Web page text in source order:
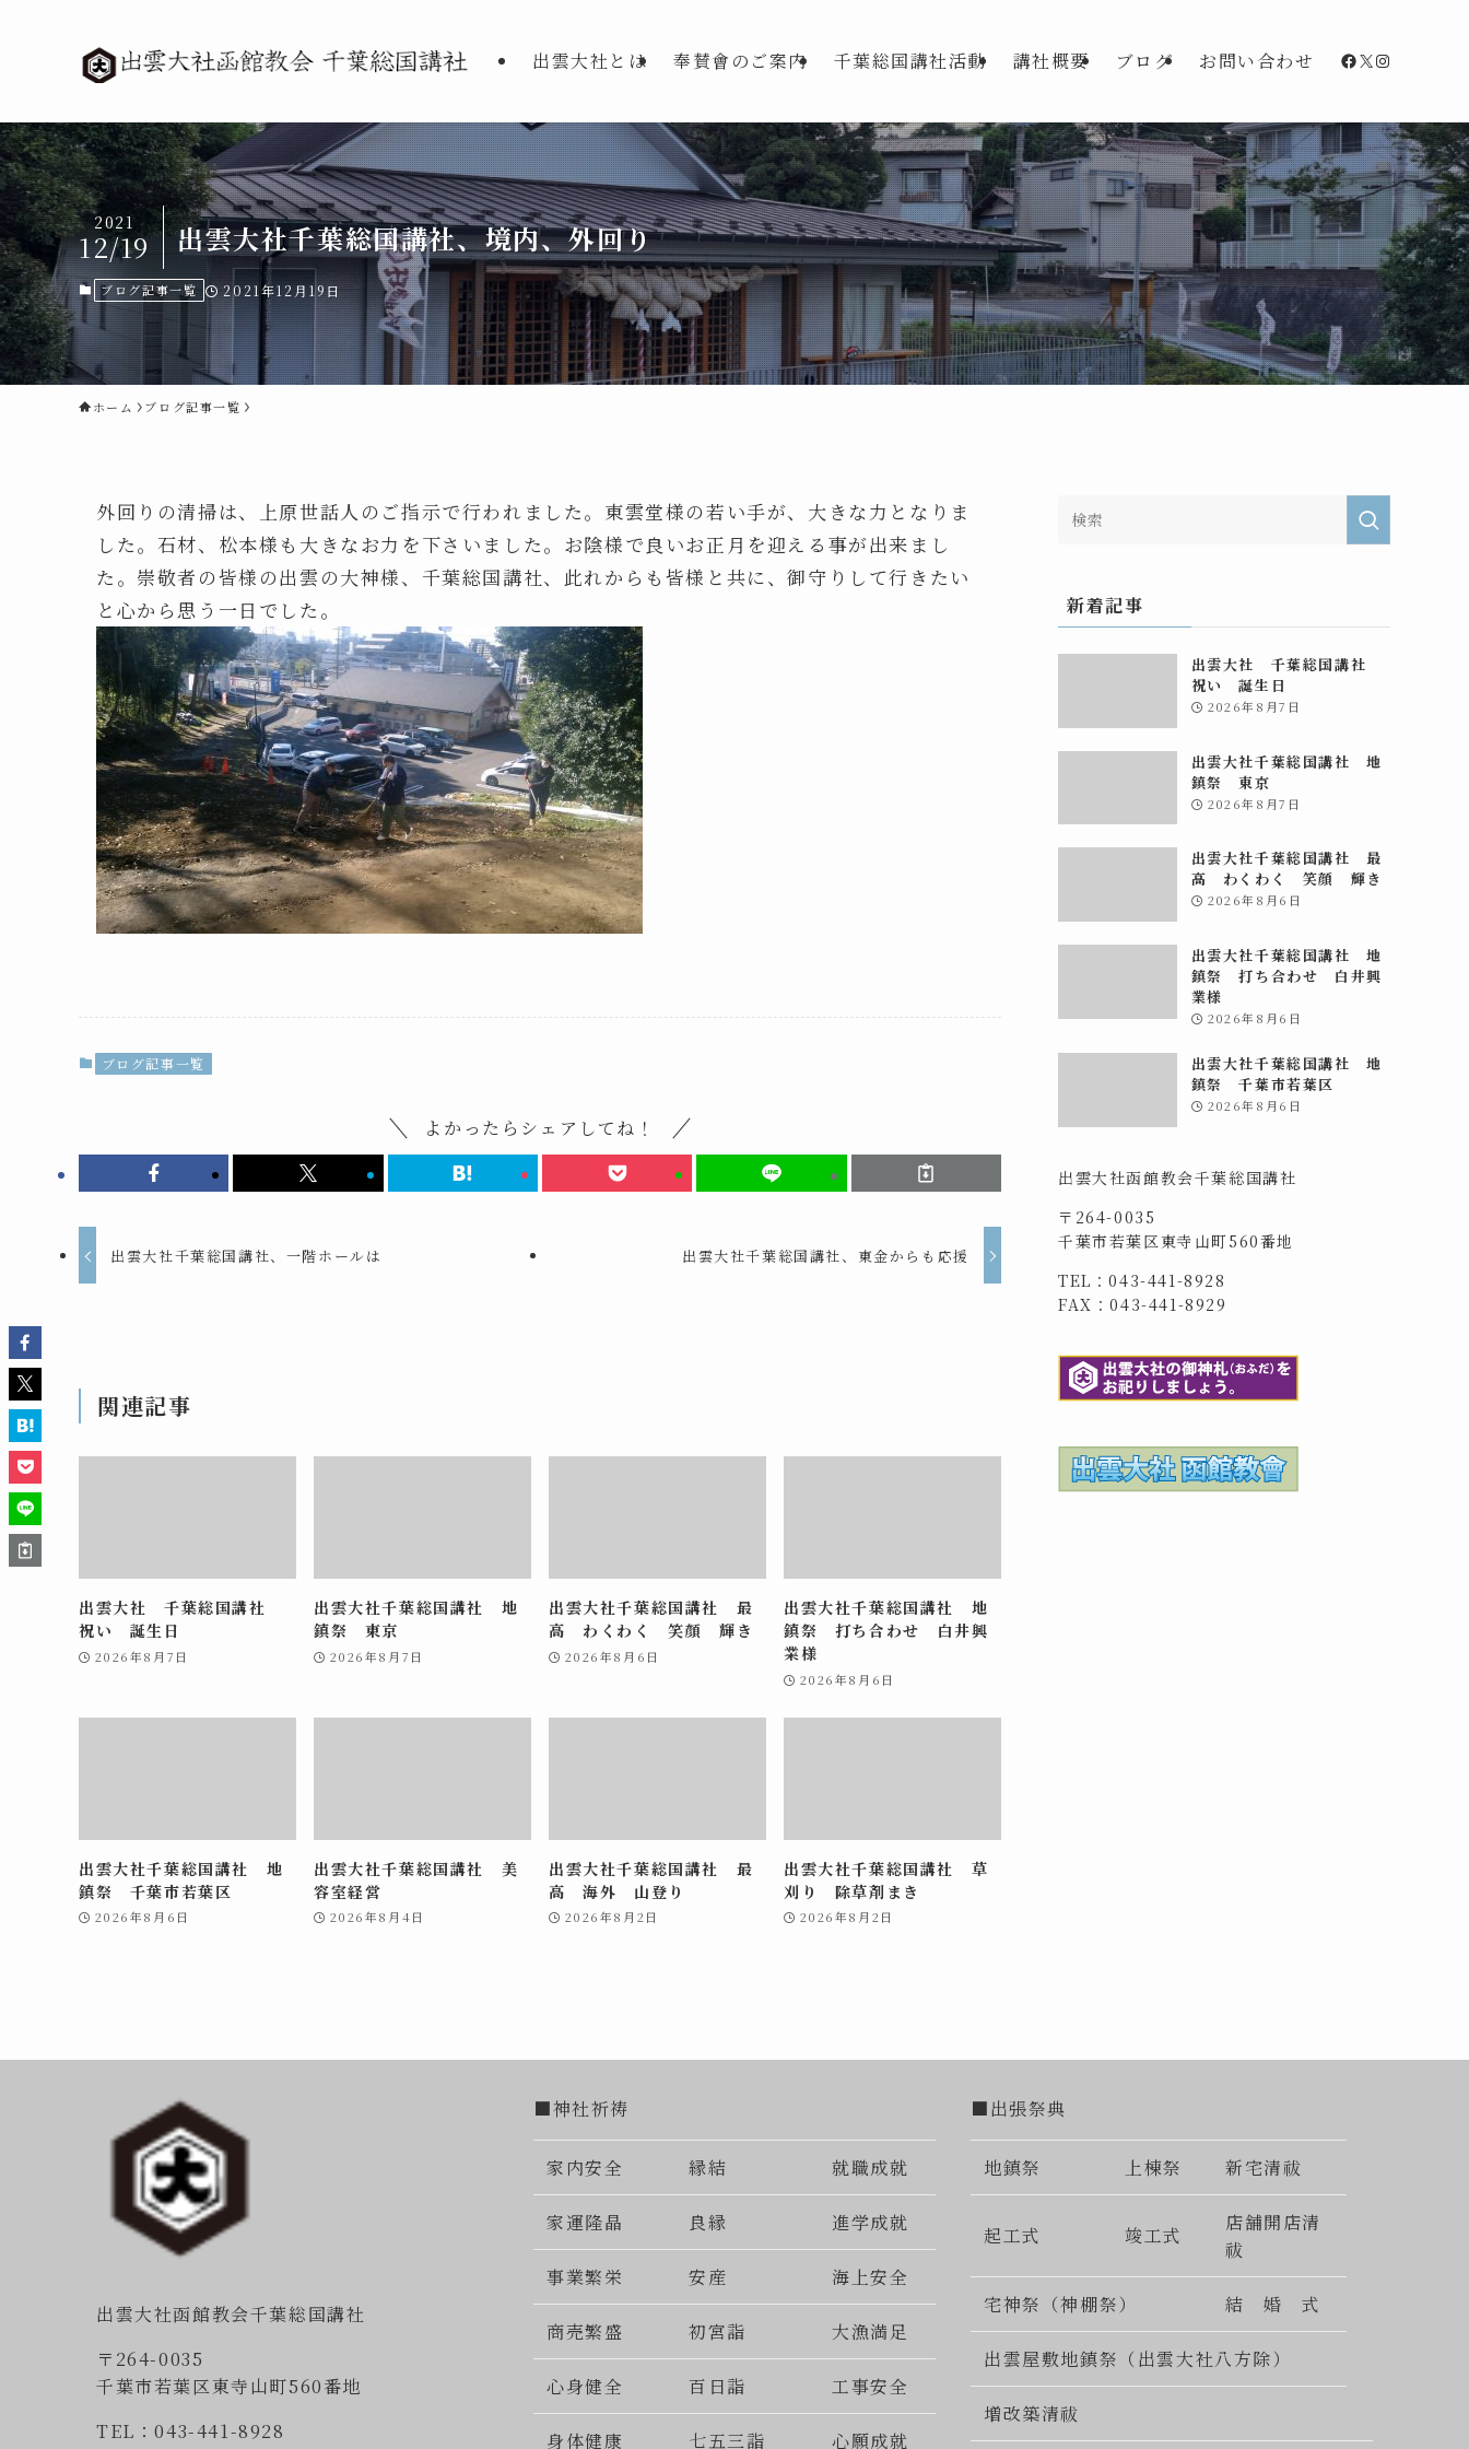
出雲大社とは 奉賛會のご案内 千葉総国講社活動 講社概要 ブログ お問い合わせ Facebook
X
出雲大社千葉総国講社、境内、外回り
2021
12/19
ブログ記事一覧 2021年12月19日
ホーム ブログ記事一覧
外回りの清掃は、上原世話人のご指示で行われました。東雲堂様の若い手が、大きな力となりま
した。石材、松本様も大きなお力を下さいました。お陰様で良いお正月を迎える事が出来まし
た。崇敬者の皆様の出雲の大神様、千葉総国講社、此れからも皆様と共に、御守りして行きたい
と心から思う一日でした。
ブログ記事一覧
よかったらシェアしてね！
出雲大社千葉総国講社、一階ホールは 出雲大社千葉総国講社、東金からも応援
関連記事
出雲大社 千葉総国講社
祝い 誕生日
2026年8月7日
出雲大社千葉総国講社 地
鎮祭 東京
2026年8月7日
出雲大社千葉総国講社 最
高 わくわく 笑顔 輝き
2026年8月6日
出雲大社千葉総国講社 地
鎮祭 打ち合わせ 白井興
業様
2026年8月6日
出雲大社千葉総国講社 地
鎮祭 千葉市若葉区
2026年8月6日
出雲大社千葉総国講社 美
容室経営
2026年8月4日
出雲大社千葉総国講社 最
高 海外 山登り
2026年8月2日
出雲大社千葉総国講社 草
刈り 除草剤まき
2026年8月2日
新着記事
出雲大社 千葉総国講社
祝い 誕生日
2026年8月7日
出雲大社千葉総国講社 地
鎮祭 東京
2026年8月7日
出雲大社千葉総国講社 最
高 わくわく 笑顔 輝き
2026年8月6日
出雲大社千葉総国講社 地
鎮祭 打ち合わせ 白井興
業様
2026年8月6日
出雲大社千葉総国講社 地
鎮祭 千葉市若葉区
2026年8月6日
出雲大社函館教会千葉総国講社
〒264-0035
千葉市若葉区東寺山町560番地
TEL：043-441-8928
FAX：043-441-8929
出雲大社函館教会千葉総国講社
〒264-0035
千葉市若葉区東寺山町560番地
TEL：043-441-8928
■神社祈祷
家内安全 縁結 就職成就
家運隆晶 良縁 進学成就
事業繁栄 安産 海上安全
商売繁盛 初宮詣 大漁満足
心身健全 百日詣 工事安全
身体健康 七五三詣 心願成就
■出張祭典
地鎮祭 上棟祭 新宅清祓
起工式 竣工式
店舗開店清
祓
宅神祭（神棚祭） 結 婚 式
出雲屋敷地鎮祭（出雲大社八方除）
増改築清祓